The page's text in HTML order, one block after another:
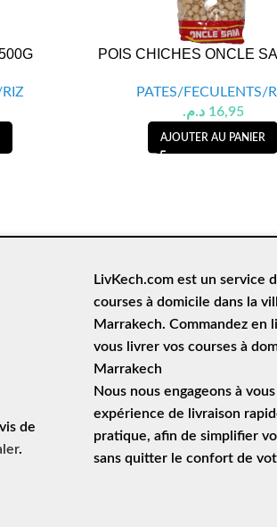
POIS CHICHES ONCLE
PATES/FECULENTS/
16,95 د.م.
AJOUTER AU PANIER
de
.
LivKech.com est un service
courses à domicile dans la
Marrakech. Commandez en
vous livrer vos courses à
Marrakech
Nous nous engageons à
expérience de
livraison
pratique, afin de simplifier
sans quitter le confort de